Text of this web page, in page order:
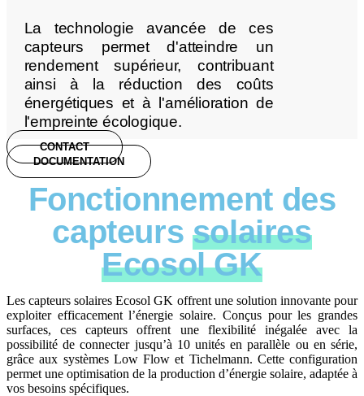
La technologie avancée de ces
capteurs permet d'atteindre un
rendement supérieur, contribuant
ainsi à la réduction des coûts
énergétiques et à l'amélioration de
l'empreinte écologique.
CONTACT
DOCUMENTATION
Fonctionnement des
capteurs solaires
Ecosol GK
Les capteurs solaires Ecosol GK offrent une solution innovante pour
exploiter efficacement l’énergie solaire. Conçus pour les grandes
surfaces, ces capteurs offrent une flexibilité inégalée avec la
possibilité de connecter jusqu’à 10 unités en parallèle ou en série,
grâce aux systèmes Low Flow et Tichelmann. Cette configuration
permet une optimisation de la production d’énergie solaire, adaptée à
vos besoins spécifiques.